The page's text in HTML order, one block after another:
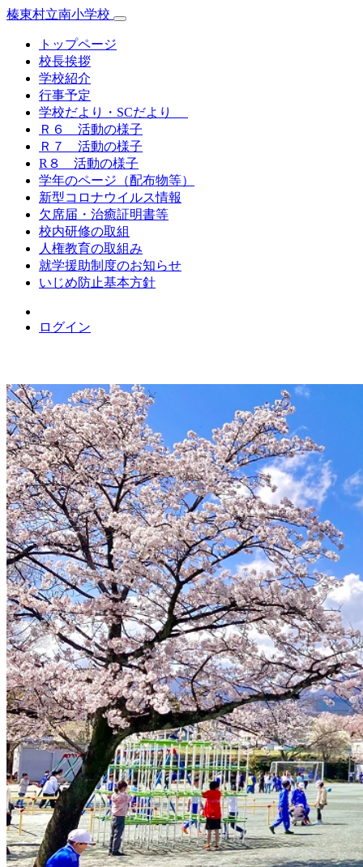
榛東村立南小学校
トップページ
校長挨拶
学校紹介
行事予定
学校だより・SCだより
Ｒ６ 活動の様子
Ｒ７ 活動の様子
R８ 活動の様子
学年のページ（配布物等）
新型コロナウイルス情報
欠席届・治癒証明書等
校内研修の取組
人権教育の取組み
就学援助制度のお知らせ
いじめ防止基本方針
ログイン